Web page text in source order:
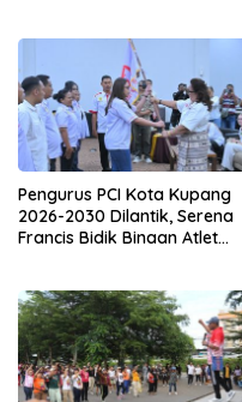
Pengurus PCI Kota Kupang
2026-2030 Dilantik, Serena
Francis Bidik Binaan Atlet